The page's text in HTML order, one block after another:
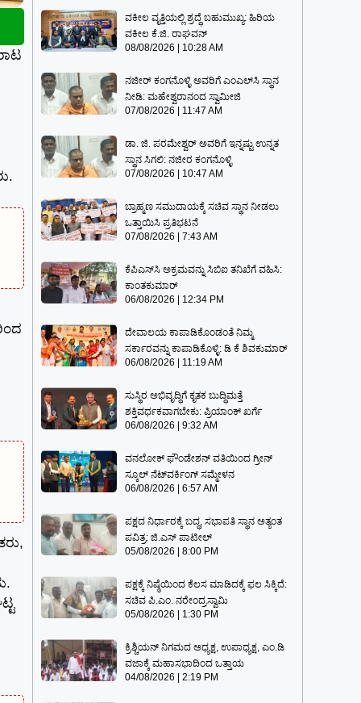
ವಕೀಲ ವೃತ್ತಿಯಲ್ಲಿ ಶ್ರದ್ಧೆ ಬಹುಮುಖ್ಯ: ಹಿರಿಯ
ವಕೀಲ ಕೆ.ಜಿ. ರಾಘವನ್
08/08/2026
10:28 AM
ನಜೀರ್ ಕಂಗನೊಳ್ಳಿ ಅವರಿಗೆ ಎಂಎಲ್‌ಸಿ ಸ್ಥಾನ
ನೀಡಿ: ಮಹೇಶ್ವರಾನಂದ ಸ್ವಾಮೀಜಿ
07/08/2026
11:47 AM
ಡಾ. ಜಿ. ಪರಮೇಶ್ವರ್ ಅವರಿಗೆ ಇನ್ನಷ್ಟು ಉನ್ನತ
ಸ್ಥಾನ ಸಿಗಲಿ: ನಜೀರ ಕಂಗನೊಳ್ಳಿ
07/08/2026
10:47 AM
ಬ್ರಾಹ್ಮಣ ಸಮುದಾಯಕ್ಕೆ ಸಚಿವ ಸ್ಥಾನ ನೀಡಲು
ಒತ್ತಾಯಿಸಿ ಪ್ರತಿಭಟನೆ
07/08/2026
7:43 AM
ಕೆಪಿಎಸ್‍ಸಿ ಅಕ್ರಮವನ್ನು ಸಿಬಿಐ ತನಿಖೆಗೆ ವಹಿಸಿ:
ಕಾಂತಕುಮಾರ್
06/08/2026
12:34 PM
ದೇವಾಲಯ ಕಾಪಾಡಿಕೊಂಡಂತೆ ನಿಮ್ಮ
ಸರ್ಕಾರವನ್ನು ಕಾಪಾಡಿಕೊಳ್ಳಿ: ಡಿ ಕೆ ಶಿವಕುಮಾರ್
06/08/2026
11:19 AM
ಸುಸ್ಥಿರ ಅಭಿವೃದ್ಧಿಗೆ ಕೃತಕ ಬುದ್ಧಿಮತ್ತೆ
ಶಕ್ತಿವರ್ಧಕವಾಗಬೇಕು: ಪ್ರಿಯಾಂಕ್ ಖರ್ಗೆ
06/08/2026
9:32 AM
ವನಲೋಕ್ ಫೌಂಡೇಶನ್ ವತಿಯಿಂದ ಗ್ರೀನ್
ಸ್ಕೂಲ್ ನೆಟ್‌ವರ್ಕಿಂಗ್ ಸಮ್ಮೇಳನ
06/08/2026
6:57 AM
ಪಕ್ಷದ ನಿರ್ಧಾರಕ್ಕೆ ಬದ್ಧ, ಸಭಾಪತಿ ಸ್ಥಾನ ಅತ್ಯಂತ
ಪವಿತ್ರ: ಜಿ.ಎಸ್ ಪಾಟೀಲ್
05/08/2026
8:00 PM
ಪಕ್ಷಕ್ಕೆ ನಿಷ್ಠೆಯಿಂದ ಕೆಲಸ ಮಾಡಿದಕ್ಕೆ ಫಲ ಸಿಕ್ಕಿದೆ:
ಸಚಿವ ಪಿ.ಎಂ. ನರೇಂದ್ರಸ್ವಾಮಿ
05/08/2026
1:30 PM
ಕ್ರಿಶ್ಚಿಯನ್ ನಿಗಮದ ಅಧ್ಯಕ್ಷ, ಉಪಾಧ್ಯಕ್ಷ, ಎಂ.ಡಿ
ವಜಾಕ್ಕೆ ಮಹಾಸಭಾದಿಂದ ಒತ್ತಾಯ
04/08/2026
2:19 PM